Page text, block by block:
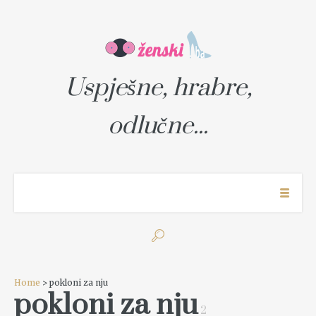
Uspješne, hrabre,
odlučne...
Home > pokloni za nju
pokloni za nju2